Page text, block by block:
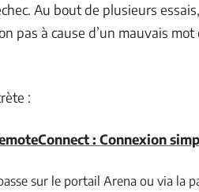
Au bout de plusieurs
pas à cause d’un mauvais
:
: Connexion
sur le portail Arena ou via la